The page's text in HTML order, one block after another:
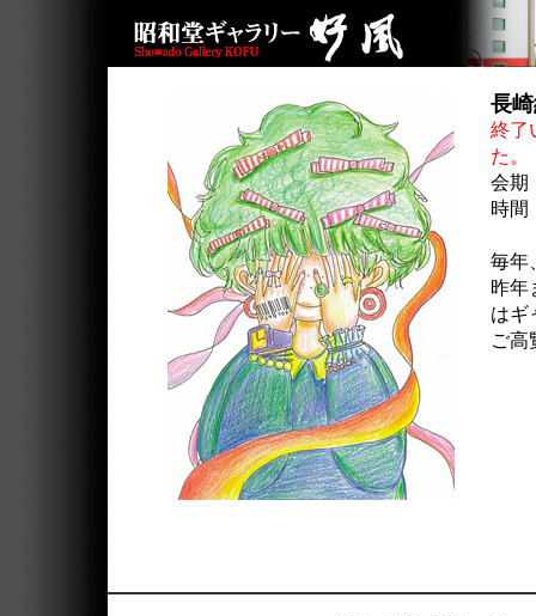
長
終了
た。
会期
時間
毎年
昨年
はギ
ご高